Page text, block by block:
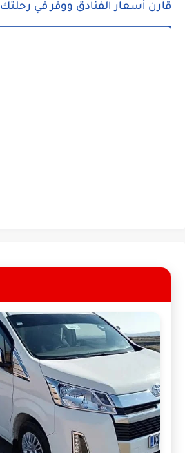
قارن أسعار الفنادق ووفر في رحلتك